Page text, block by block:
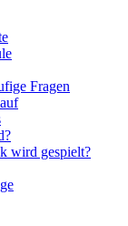
Fragen
wird gespielt?